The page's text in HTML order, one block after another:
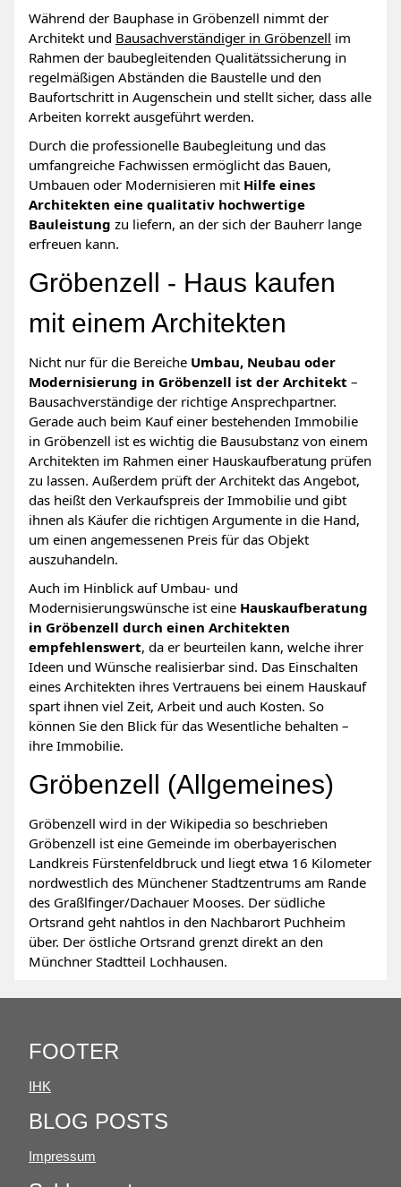
Während der Bauphase in Gröbenzell nimmt der
Architekt und Bausachverständiger in Gröbenzell im
Rahmen der baubegleitenden Qualitätssicherung in
regelmäßigen Abständen die Baustelle und den
Baufortschritt in Augenschein und stellt sicher, dass alle
Arbeiten korrekt ausgeführt werden.
Durch die professionelle Baubegleitung und das
umfangreiche Fachwissen ermöglicht das Bauen,
Umbauen oder Modernisieren mit Hilfe eines
Architekten eine qualitativ hochwertige
Bauleistung zu liefern, an der sich der Bauherr lange
erfreuen kann.
Gröbenzell - Haus kaufen
mit einem Architekten
Nicht nur für die Bereiche Umbau, Neubau oder
Modernisierung in Gröbenzell ist der Architekt –
Bausachverständige der richtige Ansprechpartner.
Gerade auch beim Kauf einer bestehenden Immobilie
in Gröbenzell ist es wichtig die Bausubstanz von einem
Architekten im Rahmen einer Hauskaufberatung prüfen
zu lassen. Außerdem prüft der Architekt das Angebot,
das heißt den Verkaufspreis der Immobilie und gibt
ihnen als Käufer die richtigen Argumente in die Hand,
um einen angemessenen Preis für das Objekt
auszuhandeln.
Auch im Hinblick auf Umbau- und
Modernisierungswünsche ist eine Hauskaufberatung
in Gröbenzell durch einen Architekten
empfehlenswert, da er beurteilen kann, welche ihrer
Ideen und Wünsche realisierbar sind. Das Einschalten
eines Architekten ihres Vertrauens bei einem Hauskauf
spart ihnen viel Zeit, Arbeit und auch Kosten. So
können Sie den Blick für das Wesentliche behalten –
ihre Immobilie.
Gröbenzell (Allgemeines)
Gröbenzell wird in der Wikipedia so beschrieben
Gröbenzell ist eine Gemeinde im oberbayerischen
Landkreis Fürstenfeldbruck und liegt etwa 16 Kilometer
nordwestlich des Münchener Stadtzentrums am Rande
des Graßlfinger/Dachauer Mooses. Der südliche
Ortsrand geht nahtlos in den Nachbarort Puchheim
über. Der östliche Ortsrand grenzt direkt an den
Münchner Stadtteil Lochhausen.
FOOTER
IHK
BLOG POSTS
Impressum